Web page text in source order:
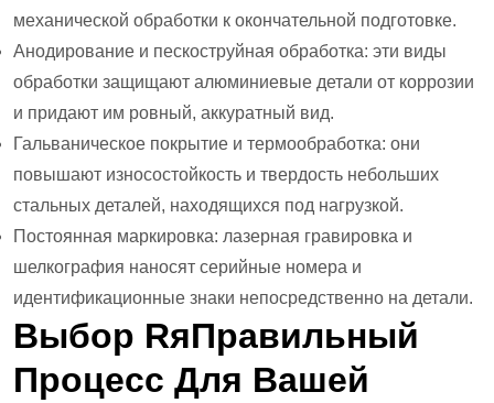
механической обработки к окончательной подготовке.
Анодирование и пескоструйная обработка: эти виды
обработки защищают алюминиевые детали от коррозии
и придают им ровный, аккуратный вид.
Гальваническое покрытие и термообработка: они
повышают износостойкость и твердость небольших
стальных деталей, находящихся под нагрузкой.
Постоянная маркировка: лазерная гравировка и
шелкография наносят серийные номера и
идентификационные знаки непосредственно на детали.
Выбор RЯПравильный
Процесс Для Вашей